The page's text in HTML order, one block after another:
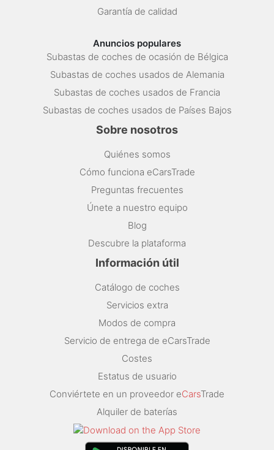
Garantía de calidad
Anuncios populares
Subastas de coches de ocasión de Bélgica
Subastas de coches usados de Alemania
Subastas de coches usados de Francia
Subastas de coches usados de Países Bajos
Sobre nosotros
Quiénes somos
Cómo funciona eCarsTrade
Preguntas frecuentes
Únete a nuestro equipo
Blog
Descubre la plataforma
Información útil
Catálogo de coches
Servicios extra
Modos de compra
Servicio de entrega de eCarsTrade
Costes
Estatus de usuario
Conviértete en un proveedor eCarsTrade
Alquiler de baterías